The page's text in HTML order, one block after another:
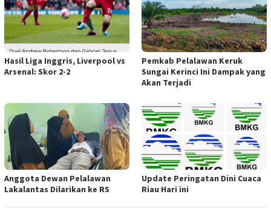
Hasil Liga Inggris, Liverpool vs
Arsenal: Skor 2-2
Pemkab Pelalawan Keruk
Sungai Kerinci Ini Dampak yang
Akan Terjadi
Anggota Dewan Pelalawan
Lakalantas Dilarikan ke RS
Update Peringatan Dini Cuaca
Riau Hari ini